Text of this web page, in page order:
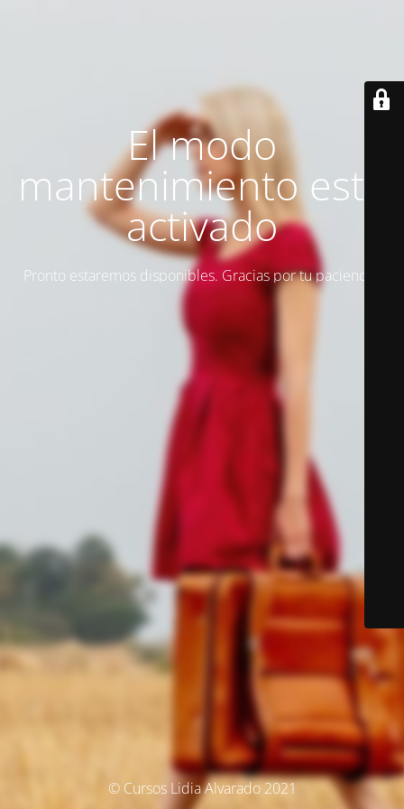
El modo
mantenimiento está
activado
Pronto estaremos disponibles. Gracias por tu paciencia.
© Cursos Lidia Alvarado 2021